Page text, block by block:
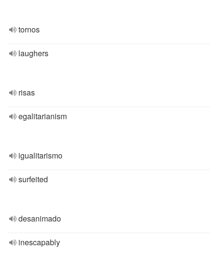
tornos
laughers
risas
egalitarianism
igualitarismo
surfeited
desanimado
inescapably